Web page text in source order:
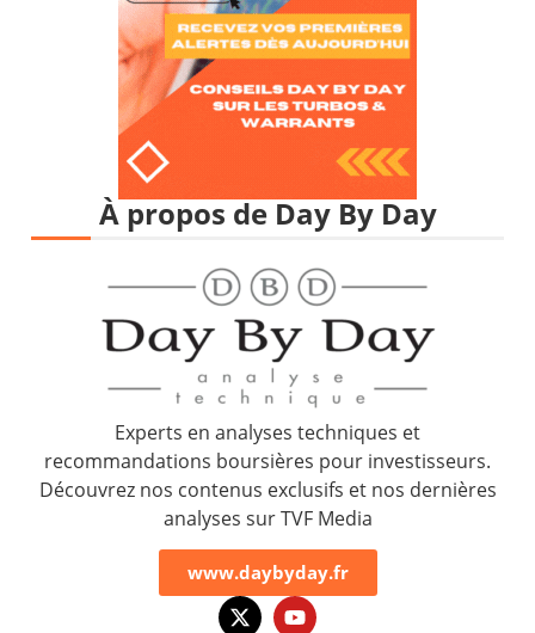
À propos de Day By Day
Experts en analyses techniques et
recommandations boursières pour investisseurs.
Découvrez nos contenus exclusifs et nos dernières
analyses sur TVF Media
www.daybyday.fr